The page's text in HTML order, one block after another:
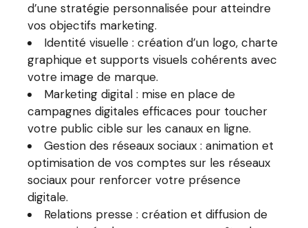
d’une stratégie personnalisée pour atteindre
vos objectifs marketing.
Identité visuelle : création d’un logo, charte
graphique et supports visuels cohérents avec
votre image de marque.
Marketing digital : mise en place de
campagnes digitales efficaces pour toucher
votre public cible sur les canaux en ligne.
Gestion des réseaux sociaux : animation et
optimisation de vos comptes sur les réseaux
sociaux pour renforcer votre présence
digitale.
Relations presse : création et diffusion de